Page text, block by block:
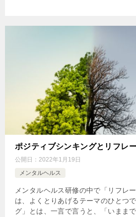
ポジティブシンキングとリフレ
公開日： 2022年1月19日
メンタルヘルス
メンタルヘルス研修の中で「リフレ
は、よくとりあげるテーマのひとつ
グ」とは、一言で言うと、「いまま